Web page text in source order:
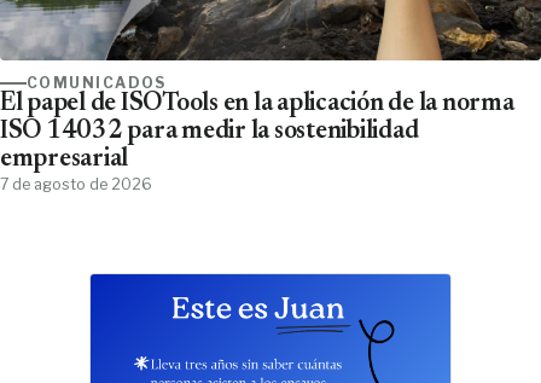
COMUNICADOS
El papel de ISOTools en la aplicación de la norma
ISO 14032 para medir la sostenibilidad
empresarial
7 de agosto de 2026